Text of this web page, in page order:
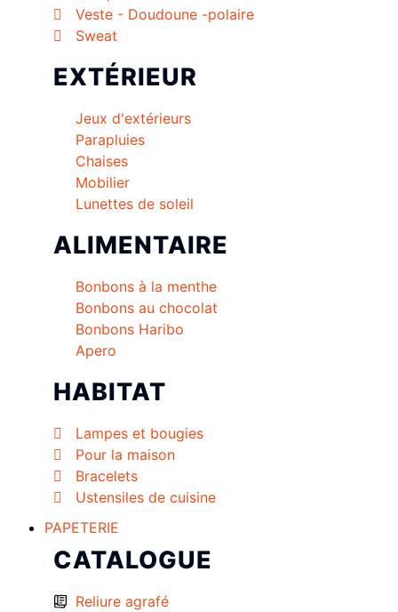
Veste - Doudoune -polaire
Sweat
EXTÉRIEUR
Jeux d'extérieurs
Parapluies
Chaises
Mobilier
Lunettes de soleil
ALIMENTAIRE
Bonbons à la menthe
Bonbons au chocolat
Bonbons Haribo
Apero
HABITAT
Lampes et bougies
Pour la maison
Bracelets
Ustensiles de cuisine
PAPETERIE
CATALOGUE
Reliure agrafé